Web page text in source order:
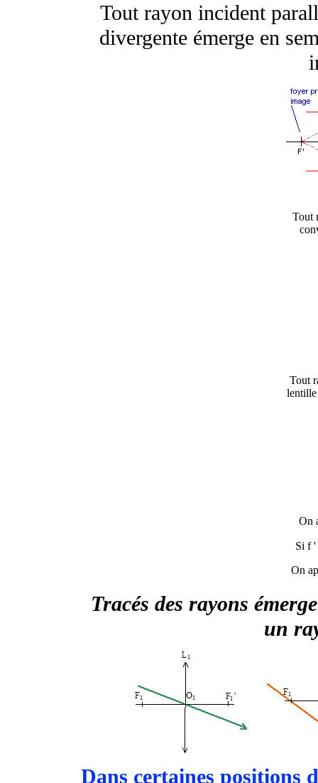
Tout rayon incident
divergente émerge en
Tout
Tout
lentille
On
Si f '
On
Tracés des rayons
un
Dans certaines positions